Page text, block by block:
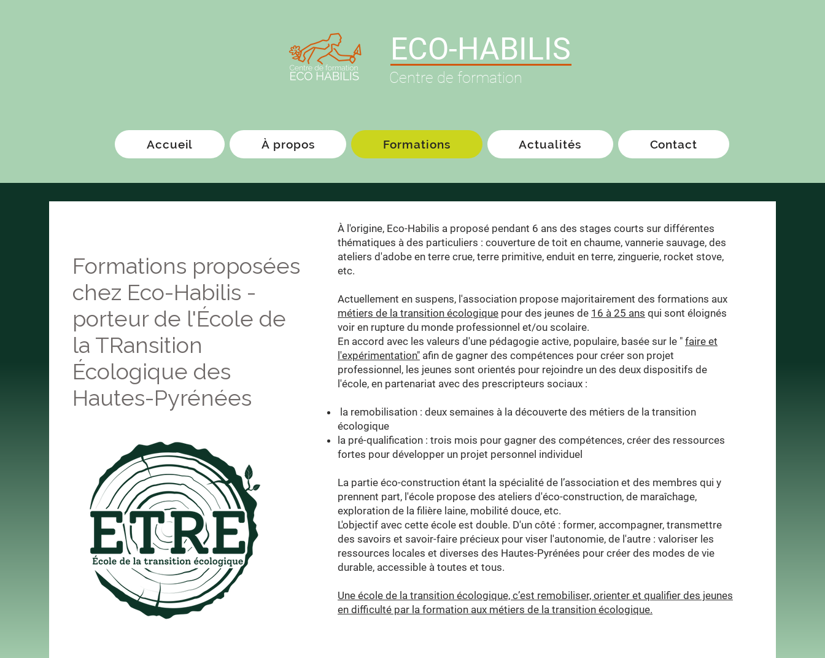
ECO-HABILIS
Centre de formation
Accueil À propos Formations Actualités Contact
Formations proposées
chez Eco-Habilis -
porteur de l'École de
la TRansition
Écologique des
Hautes-Pyrénées
À l'origine, Eco-Habilis a proposé pendant 6 ans des stages courts sur différentes
thématiques à des particuliers : couverture de toit en chaume, vannerie sauvage, des
ateliers d'adobe en terre crue, terre primitive, enduit en terre, zinguerie, rocket stove,
etc.
Actuellement en suspens, l'association propose majoritairement des formations aux
métiers de la transition écologique pour des jeunes de 16 à 25 ans qui sont éloignés
voir en rupture du monde professionnel et/ou scolaire.
En accord avec les valeurs d'une pédagogie active, populaire, basée sur le "faire et
l'expérimentation" afin de gagner des compétences pour créer son projet
professionnel, les jeunes sont orientés pour rejoindre un des deux dispositifs de
l'école, en partenariat avec des prescripteurs sociaux :
la remobilisation : deux semaines à la découverte des métiers de la transition
écologique
la pré-qualification : trois mois pour gagner des compétences, créer des ressources
fortes pour développer un projet personnel individuel
La partie éco-construction étant la spécialité de l’association et des membres qui y
prennent part, l'école propose des ateliers d'éco-construction, de maraîchage,
exploration de la filière laine, mobilité douce, etc.
L'objectif avec cette école est double. D'un côté : former, accompagner, transmettre
des savoirs et savoir-faire précieux pour viser l'autonomie, de l'autre : valoriser les
ressources locales et diverses des Hautes-Pyrénées pour créer des modes de vie
durable, accessible à toutes et tous.
Une école de la transition écologique, c’est remobiliser, orienter et qualifier des jeunes
en difficulté par la formation aux métiers de la transition écologique.